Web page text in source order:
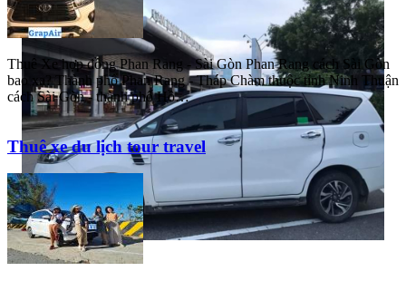
Thuê Xe hợp đồng Phan Rang - Sài Gòn Phan Rang cách Sài Gòn
bao xa? Thành phố Phan Rang - Tháp Chàm thuộc tỉnh Ninh Thuận
cách Sài Gòn - thành phố Hồ…
Thuê xe du lịch tour travel